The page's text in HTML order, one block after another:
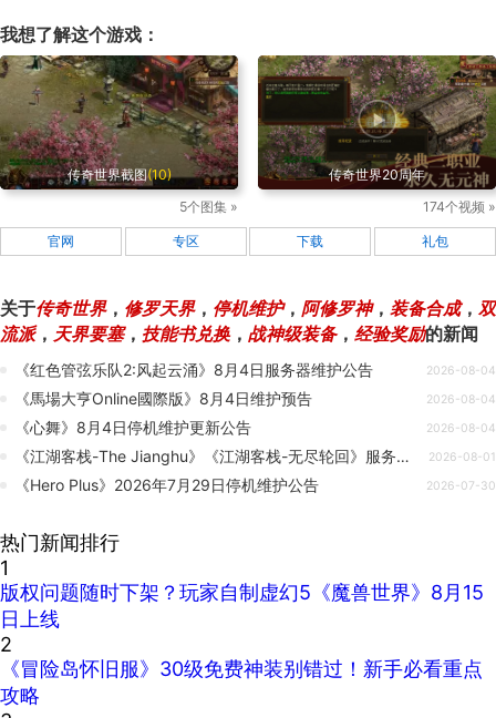
我想了解这个游戏：
传奇世界截图(10)
5个图集 »
传奇世界20周年
174个视频 »
官网 专区 下载 礼包
关于传奇世界， 修罗天界， 停机维护， 阿修罗神， 装备合成， 双
流派， 天界要塞， 技能书兑换， 战神级装备， 经验奖励的新闻
《红色管弦乐队2:风起云涌》8月4日服务器维护公告 2026-08-04
《馬場大亨Online國際版》8月4日维护预告 2026-08-04
《心舞》8月4日停机维护更新公告 2026-08-04
《江湖客栈-The Jianghu》《江湖客栈-无尽轮回》服务器迁移停机公告 2026-08-01
《Hero Plus》2026年7月29日停机维护公告 2026-07-30
热门新闻排行
1
版权问题随时下架？玩家自制虚幻5《魔兽世界》8月15
日上线
2
《冒险岛怀旧服》30级免费神装别错过！新手必看重点
攻略